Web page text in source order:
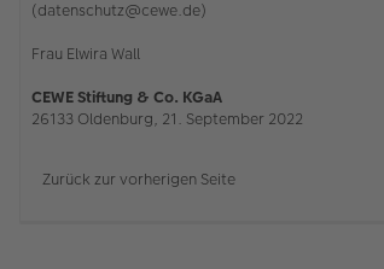
(datenschutz@cewe.de)
Frau Elwira Wall
CEWE Stiftung & Co. KGaA
26133 Oldenburg, 21. September 2022
Zurück zur vorherigen Seite